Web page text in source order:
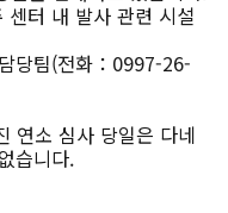
센터 내 발사 관련 시설
당팀(전화：0997-26-
연소 심사 당일은 다네
습니다.